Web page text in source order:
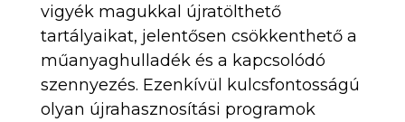
vigyék magukkal újratölthető
tartályaikat, jelentősen csökkenthető a
műanyaghulladék és a kapcsolódó
szennyezés. Ezenkívül kulcsfontosságú
olyan újrahasznosítási programok